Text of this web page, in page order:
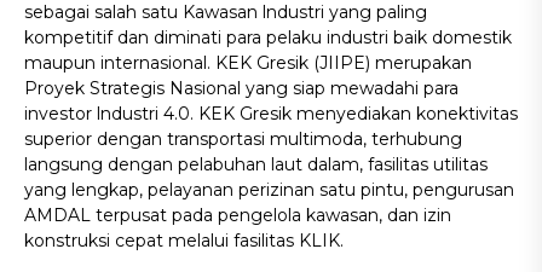
sebagai salah satu Kawasan lndustri yang paling
kompetitif dan diminati para pelaku industri baik domestik
maupun internasional. KEK Gresik (JIIPE) merupakan
Proyek Strategis Nasional yang siap mewadahi para
investor lndustri 4.0. KEK Gresik menyediakan konektivitas
superior dengan transportasi multimoda, terhubung
langsung dengan pelabuhan laut dalam, fasilitas utilitas
yang lengkap, pelayanan perizinan satu pintu, pengurusan
AMDAL terpusat pada pengelola kawasan, dan izin
konstruksi cepat melalui fasilitas KLIK.